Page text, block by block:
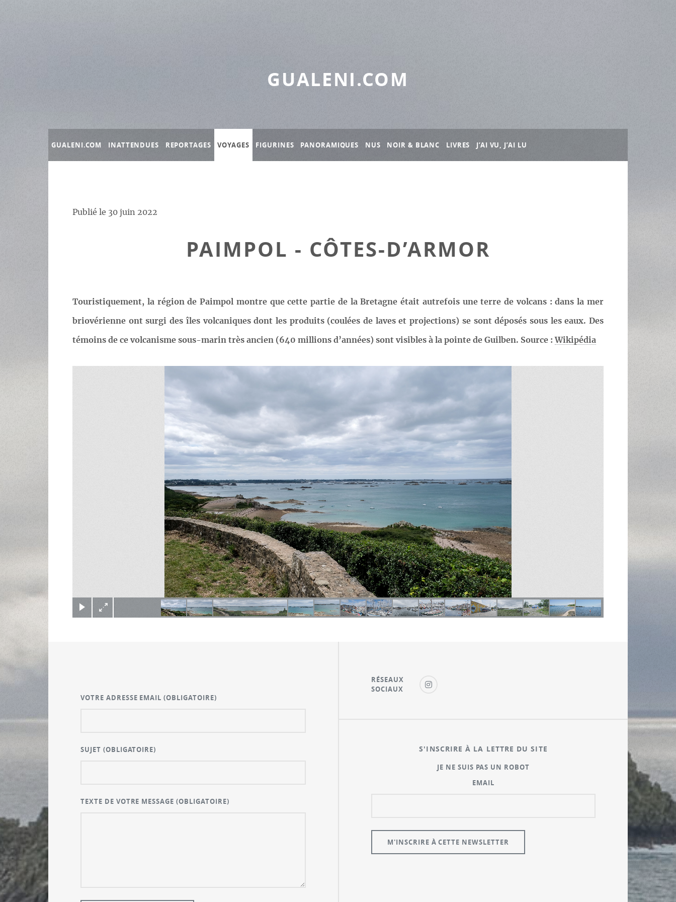
GUALENI.COM
GUALENI.COM INATTENDUES REPORTAGES VOYAGES FIGURINES PANORAMIQUES NUS NOIR & BLANC LIVRES J’AI VU, J’AI LU
Publié le 30 juin 2022
PAIMPOL - CÔTES-D’ARMOR
Touristiquement, la région de Paimpol montre que cette partie de la Bretagne était autrefois une terre de volcans : dans la mer
briovérienne ont surgi des îles volcaniques dont les produits (coulées de laves et projections) se sont déposés sous les eaux. Des
témoins de ce volcanisme sous-marin très ancien (640 millions d’années) sont visibles à la pointe de Guilben. Source : Wikipédia
(c) Didier Gualeni
VOTRE ADRESSE EMAIL(OBLIGATOIRE)
SUJET (OBLIGATOIRE)
TEXTE DE VOTRE MESSAGE(OBLIGATOIRE)
RÉSEAUX
SOCIAUX
S'INSCRIRE À LA LETTRE DU SITE
JE NE SUIS PAS UN ROBOT
EMAIL